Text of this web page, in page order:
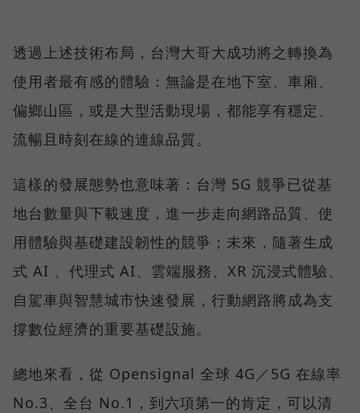
透過上述技術布局，台灣大哥大成功將之轉換為
使用者最有感的體驗：無論是在地下室、車廂、
偏鄉山區，或是大型活動現場，都能享有穩定、
流暢且時刻在線的連線品質。
這樣的發展態勢也意味著：台灣 5G 競爭已從基
地台數量與下載速度，進一步走向網路品質、使
用體驗與基礎建設韌性的競爭；未來，隨著生成
式 AI 、代理式 AI、雲端服務、XR 沉浸式體驗、
自駕車與智慧城市快速發展，行動網路將成為支
撐數位經濟的重要基礎設施。
總地來看，從 Opensignal 全球 4G／5G 在線率
No.3、全台 No.1，到六項第一的肯定，可以清